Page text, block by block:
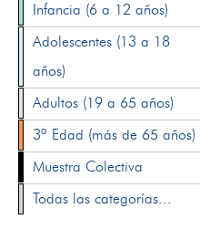
Infancia (6 a 12 años)
Adolescentes (13 a 18
años)
Adultos (19 a 65 años)
3ª Edad (más de 65 años)
Muestra Colectiva
Todas las categorías...